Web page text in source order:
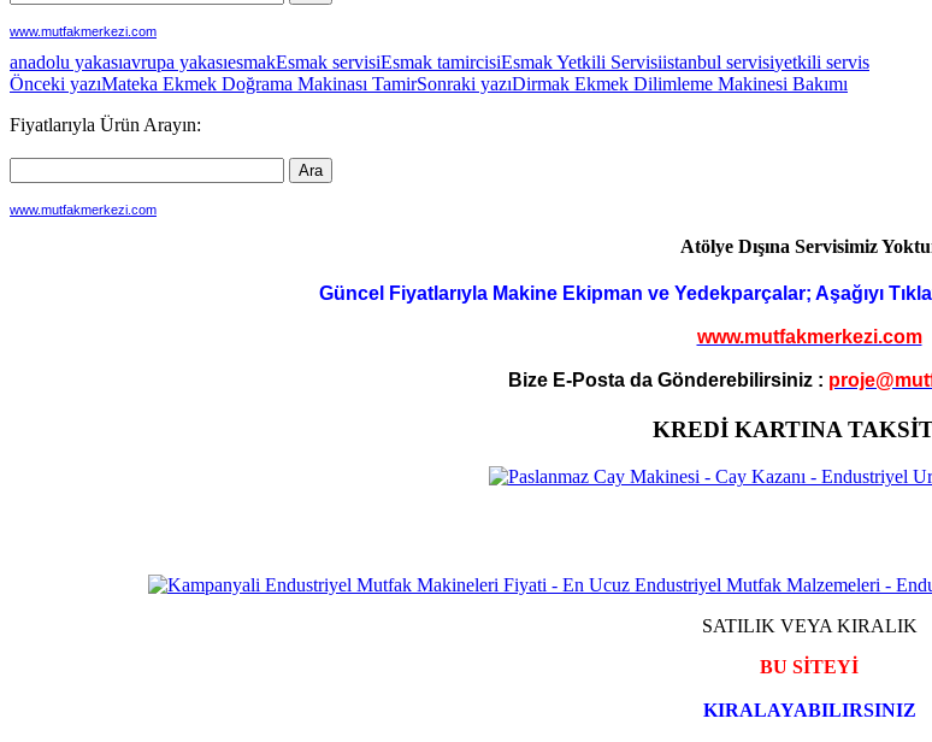
www.mutfakmerkezi.com
anadolu yakasıavrupa yakasıesmakEsmak servisiEsmak tamircisiEsmak Yetkili Servisiistanbul servisiyetkili servis
Yazı
dolaşımı
Önceki yazıMateka Ekmek Doğrama Makinası TamirSonraki yazıDirmak Ekmek Dilimleme Makinesi Bakımı
Fiyatlarıyla Ürün Arayın:
www.mutfakmerkezi.com
Atölye Dışına Servisimiz
Güncel Fiyatlarıyla Makine Ekipman ve Yedekparçalar; Aşağıyı
www.mutfakmerkezi.com
Bize E-Posta da Gönderebilirsiniz :
KREDİ KARTINA
SATILIK VEYA KIRALIK
BU SİTEYİ
KIRALAYABILIRSINIZ